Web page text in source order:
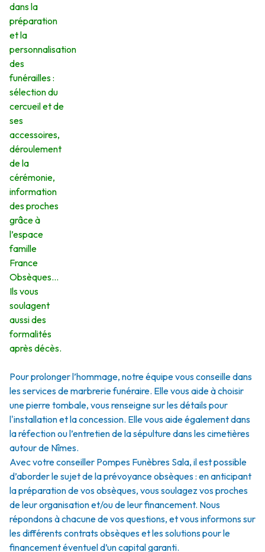
dans la
préparation
et la
personnalisation
des
funérailles :
sélection du
cercueil et de
ses
accessoires,
déroulement
de la
cérémonie,
information
des proches
grâce à
l’espace
famille
France
Obsèques…
Ils vous
soulagent
aussi des
formalités
après décès.
Pour prolonger l’hommage, notre équipe vous conseille dans
les services de marbrerie funéraire. Elle vous aide à choisir
une pierre tombale, vous renseigne sur les détails pour
l'installation et la concession. Elle vous aide également dans
la réfection ou l’entretien de la sépulture dans les cimetières
autour de Nîmes.
Avec votre conseiller Pompes Funèbres Sala, il est possible
d’aborder le sujet de la prévoyance obsèques : en anticipant
la préparation de vos obsèques, vous soulagez vos proches
de leur organisation et/ou de leur financement. Nous
répondons à chacune de vos questions, et vous informons sur
les différents contrats obsèques et les solutions pour le
financement éventuel d’un capital garanti.